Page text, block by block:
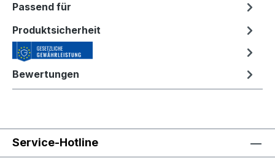
Passend für
Produktsicherheit
Bewertungen
Service-Hotline